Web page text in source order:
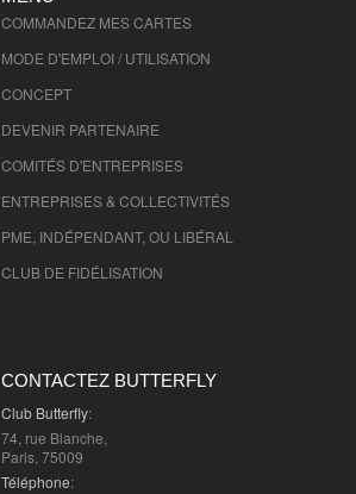
COMMANDEZ MES CARTES
MODE D'EMPLOI / UTILISATION
CONCEPT
DEVENIR PARTENAIRE
COMITÉS D'ENTREPRISES
ENTREPRISES & COLLECTIVITÉS
PME, INDÉPENDANT, OU LIBÉRAL
CLUB DE FIDÉLISATION
CONTACTEZ BUTTERFLY
Club Butterfly:
74, rue Blanche,
Paris, 75009
Téléphone: